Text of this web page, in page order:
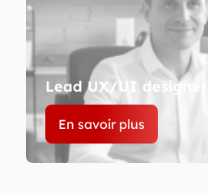
Lead UX/UI designer
En savoir plus